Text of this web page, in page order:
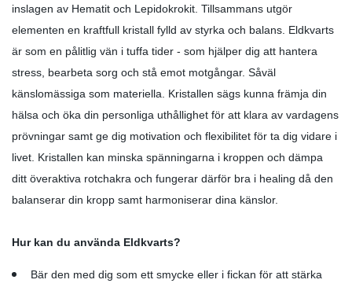
inslagen av Hematit och Lepidokrokit. Tillsammans utgör
elementen en kraftfull kristall fylld av styrka och balans. Eldkvarts
är som en pålitlig vän i tuffa tider - som hjälper dig att hantera
stress, bearbeta sorg och stå emot motgångar. Såväl
känslomässiga som materiella. Kristallen sägs kunna främja din
hälsa och öka din personliga uthållighet för att klara av vardagens
prövningar samt ge dig motivation och flexibilitet för ta dig vidare i
livet. Kristallen kan minska spänningarna i kroppen och dämpa
ditt överaktiva rotchakra och fungerar därför bra i healing då den
balanserar din kropp samt harmoniserar dina känslor.
Hur kan du använda Eldkvarts?
Bär den med dig som ett smycke eller i fickan för att stärka